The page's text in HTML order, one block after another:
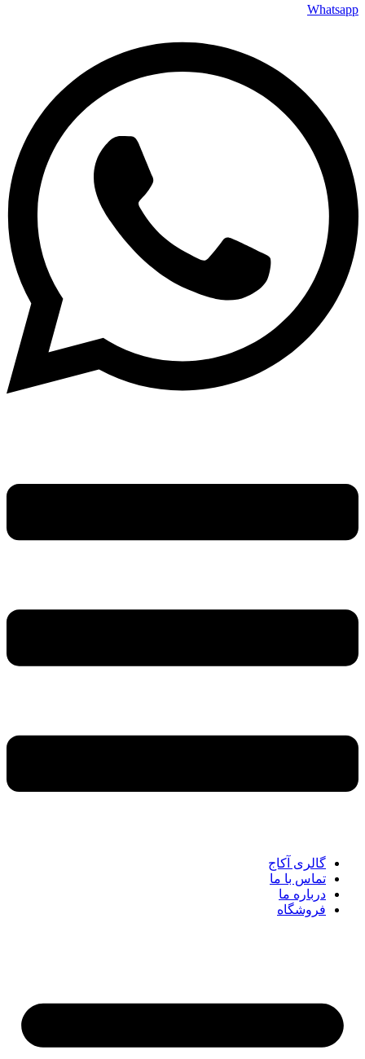
Whatsapp
گالری آکاج
تماس با ما
درباره ما
فروشگاه